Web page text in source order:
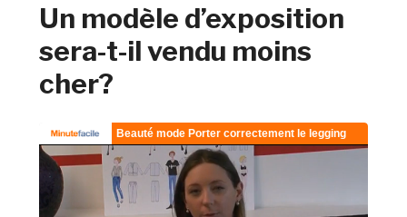
Un modèle d’exposition
sera-t-il vendu moins
cher?